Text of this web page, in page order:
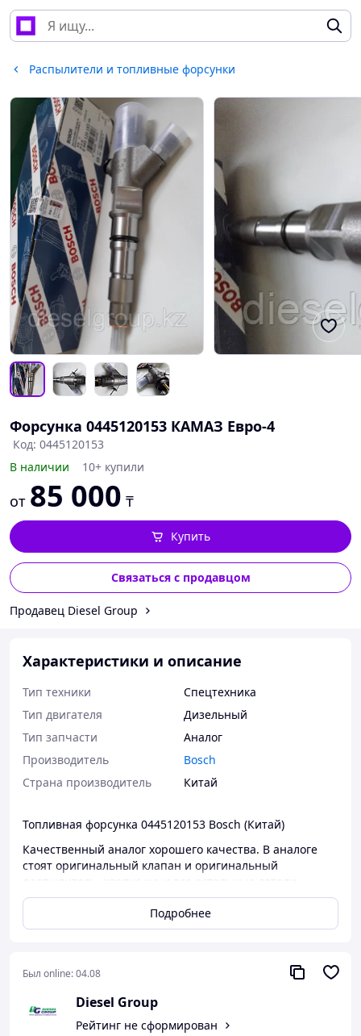
Распылители и топливные форсунки
Форсунка 0445120153 КАМАЗ Евро-4
Код: 0445120153
В наличии
10+ купили
от 85 000 ₸
Купить
Связаться с продавцом
Продавец Diesel Group
Характеристики и описание
Тип техники
Спецтехника
Тип двигателя
Дизельный
Тип запчасти
Аналог
Производитель
Bosch
Страна производитель
Китай
Топливная форсунка 0445120153 Bosch (Китай)
Качественный аналог хорошего качества. В аналоге
стоят оригинальный клапан и оригинальный
являются не оригинальным аналогом достаточно
на автомобиль КАМАЗ экологического класса Евро-4 с
Производитель фирма Bosch, номер по производителю
- 0445120153
Подробнее
Был online:04.08
Diesel Group
Рейтинг не сформирован